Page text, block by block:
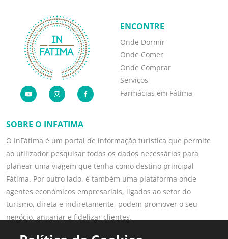
SOBRE O INFATIMA
O InFátima é um portal de informação turística que permite
ao utilizador pesquisar todos os dados necessários para
planear uma viagem que tenha como destino principal
Fátima. Por outro lado, é também uma plataforma onde
agentes económicos empresariais, ligados ao setor do
turismo, direta e indiretamente, podem promover o seu
negócio, angariar e fidelizar clientes.
Saber mais
ENCONTRE
Onde Dormir
Onde Comer
Onde Comprar
Serviços
Farmácias em Fátima